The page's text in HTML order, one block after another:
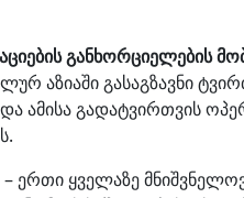
განხორციელების
აზიაში გასაგზავნი
გადატვირთვის
– ერთი ყველაზე